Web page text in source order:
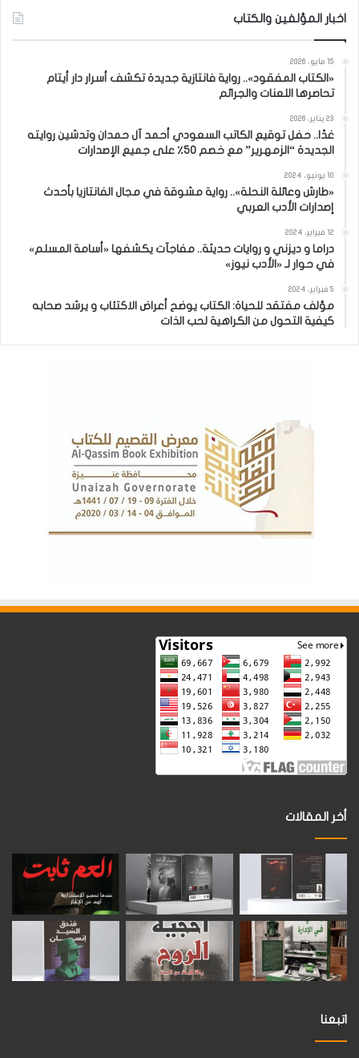
اخبار المؤلفين والكتاب
15 مايو، 2026
«الكتاب المفقود».. رواية فانتازية جديدة تكشف أسرار دار أيتام
تحاصرها اللعنات والجرائم
23 يناير، 2026
غدًا.. حفل توقيع الكاتب السعودي أحمد آل حمدان وتدشين روايته
الجديدة “الزمهرير” مع خصم 50٪ على جميع الإصدارات
10 يونيو، 2024
«طارش وعائلة النحلة».. رواية مشوقة في مجال الفانتازيا بأحدث
إصدارات الأدب العربي
12 فبراير، 2024
دراما و ديزني و روايات حديثة.. مفاجآت يكشفها «أسامة المسلم»
في حوار لـ «الأدب نيوز»
5 فبراير، 2024
مؤلف مفتقد للحياة: الكتاب يوضح أعراض الاكتئاب و يرشد صحابه
كيفية التحول من الكراهية لحب الذات
أخر المقالات
اتبعنا